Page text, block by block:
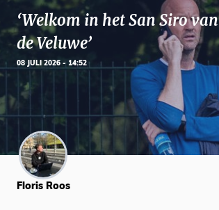
‘Welkom in het San Siro van
de Veluwe’
08 JULI 2026 - 14:52
Floris Roos